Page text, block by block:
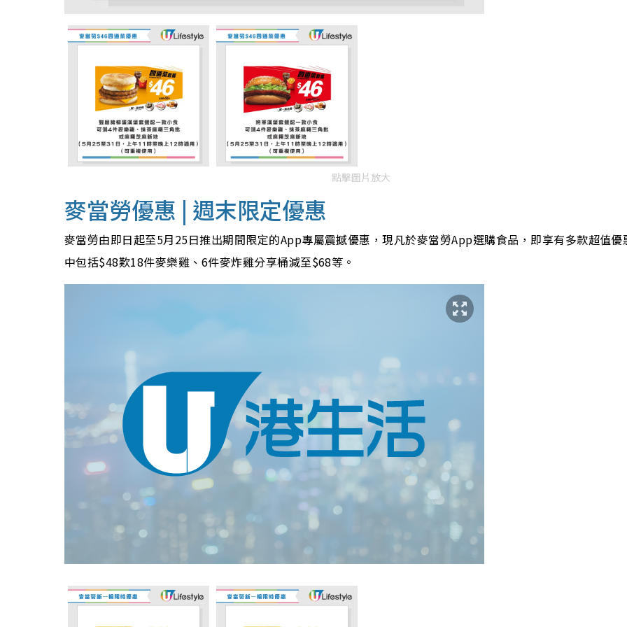
點擊圖片放大
麥當勞優惠 | 週末限定優惠
麥當勞由即日起至5月25日推出期間限定的App專屬震撼優惠，現凡於麥當勞App選購食品，即享有多款超值優
中包括$48歎18件麥樂雞、6件麥炸雞分享桶減至$68等。